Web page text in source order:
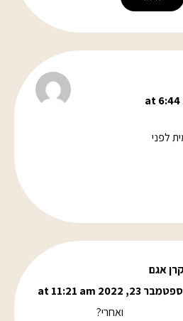
ספטמבר 22, 2022 at 6:44
לפני
קרן אגם
ספטמבר 23, 2022 at 11:21 am
ואחרי?